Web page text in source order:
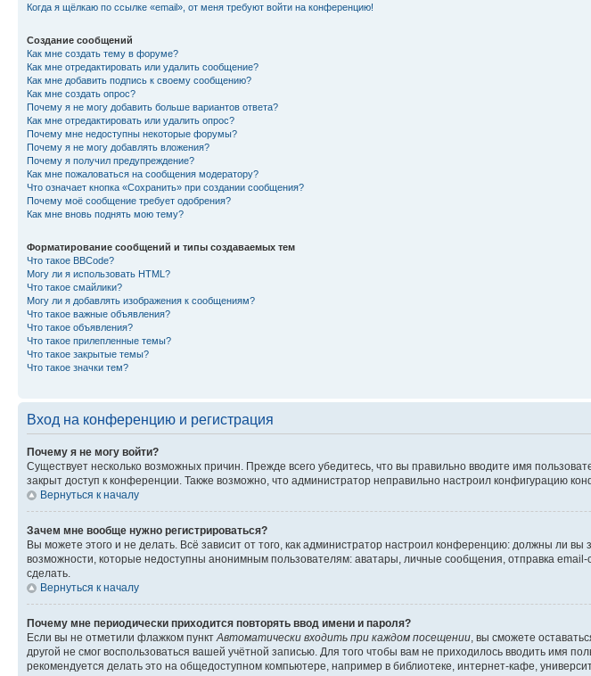
Когда я щёлкаю по ссылке «email», от меня требуют войти на конференцию!
Создание сообщений
Как мне создать тему в форуме?
Как мне отредактировать или удалить сообщение?
Как мне добавить подпись к своему сообщению?
Как мне создать опрос?
Почему я не могу добавить больше вариантов ответа?
Как мне отредактировать или удалить опрос?
Почему мне недоступны некоторые форумы?
Почему я не могу добавлять вложения?
Почему я получил предупреждение?
Как мне пожаловаться на сообщения модератору?
Что означает кнопка «Сохранить» при создании сообщения?
Почему моё сообщение требует одобрения?
Как мне вновь поднять мою тему?
Форматирование сообщений и типы создаваемых тем
Что такое BBCode?
Могу ли я использовать HTML?
Что такое смайлики?
Могу ли я добавлять изображения к сообщениям?
Что такое важные объявления?
Что такое объявления?
Что такое прилепленные темы?
Что такое закрытые темы?
Что такое значки тем?
Вход на конференцию и регистрация
Почему я не могу войти?
Существует несколько возможных причин. Прежде всего убедитесь, что вы правильно вводите имя
закрыт доступ к конференции. Также возможно, что администратор неправильно настроил конфигурацию
Вернуться к началу
Зачем мне вообще нужно регистрироваться?
Вы можете этого и не делать. Всё зависит от того, как администратор настроил конференцию: должны ли
возможности, которые недоступны анонимным пользователям: аватары, личные сообщения, отправка email-
сделать.
Вернуться к началу
Почему мне периодически приходится повторять ввод имени и пароля?
Если вы не отметили флажком пунктАвтоматически входить при каждом посещении, вы сможете
другой не смог воспользоваться вашей учётной записью. Для того чтобы вам не приходилось вводить имя
рекомендуется делать это на общедоступном компьютере, например в библиотеке, интернет-кафе,